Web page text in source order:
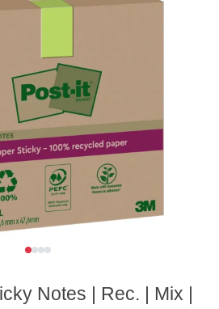
Notes | Rec. | Mix |